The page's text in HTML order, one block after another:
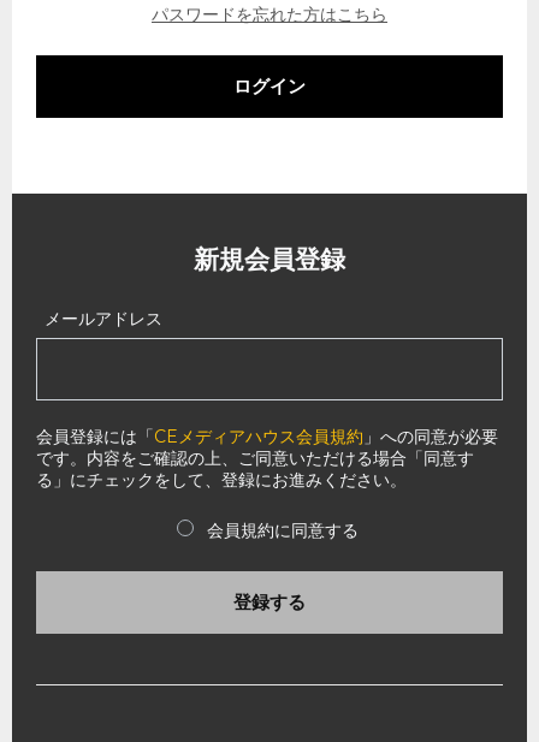
パスワードを忘れた方はこちら
ログイン
新規会員登録
メールアドレス
会員登録には「CEメディアハウス会員規約 」への同意が必要
です。内容をご確認の上、ご同意いただける場合「同意す
る」にチェックをして、登録にお進みください。
会員規約に同意する
登録する